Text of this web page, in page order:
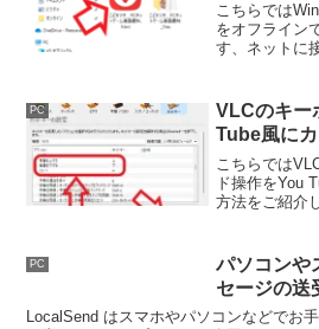
こちらでは
をオフライン
す、ネットに
ます。
PC
VLCのキー
Tube風に
こちらでは
ド操作をYou
方法をご紹介
来るようにカ
う。
PC
パソコンや
セージの送
LocalSend はスマホやパソコンなどでお